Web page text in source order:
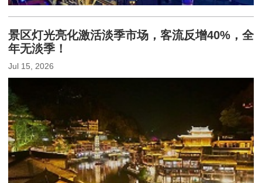
景区灯光亮化激活淡季市场，客流反增40%，全
年无淡季！
Jul 15, 2026